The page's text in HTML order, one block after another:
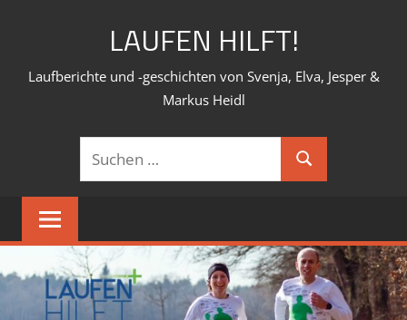
LAUFEN HILFT!
Laufberichte und -geschichten von Svenja, Elva, Jesper &
Markus Heidl
Suchen
nach:
Suchen